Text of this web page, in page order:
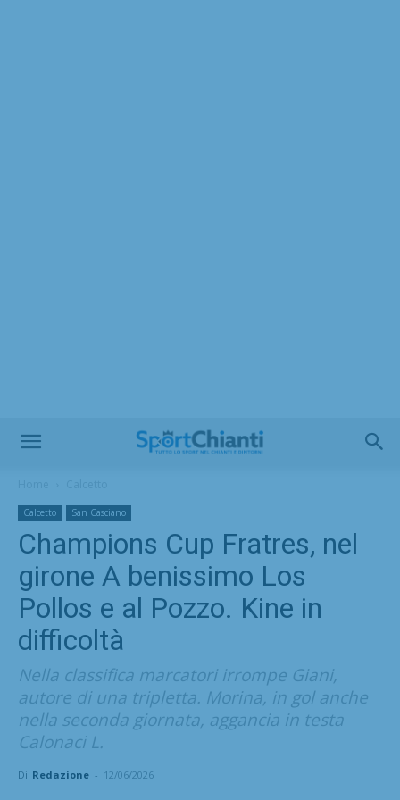
Calcetto San Casciano
Champions Cup Fratres, nel
girone A benissimo Los
Pollos e al Pozzo. Kine in
difficoltà
Nella classifica marcatori irrompe Giani,
autore di una tripletta. Morina, in gol anche
nella seconda giornata, aggancia in testa
Calonaci L.
Di Redazione - 12/06/2026